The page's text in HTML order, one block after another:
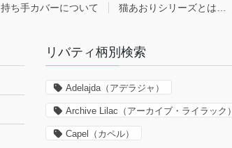
持ち手カバーについて 猫あおりシリーズとは…
リバティ柄別検索
Adelajda（アデラジャ）
Archive Lilac（アーカイブ・ライラック）
Capel（カペル）